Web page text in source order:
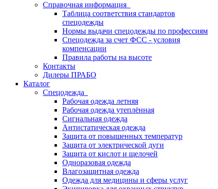
Справочная информация
Таблица соответствия стандартов
спецодежды
Нормы выдачи спецодежды по профессиям
Спецодежда за счет ФСС - условия
компенсации
Правила работы на высоте
Контакты
Дилеры ПРАБО
Каталог
Спецодежда
Рабочая одежда летняя
Рабочая одежда утеплённая
Сигнальная одежда
Антистатическая одежда
Защита от повышенных температур
Защита от электрической дуги
Защита от кислот и щелочей
Одноразовая одежда
Влагозащитная одежда
Одежда для медицины и сферы услуг